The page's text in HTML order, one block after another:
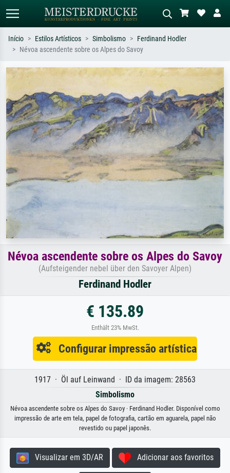
Pesquise por artista, título ou estilo –
impressionismo, onda de Hokusai, nu.
Descreva a cena – ex: prado verde,
abstrato com muito vermelho, pintura
a óleo escura, nu em pé ao lado de
uma árvore.
Início Estilos Artísticos Simbolismo
Ferdinand Hodler
Névoa ascendente sobre os Alpes do Savoy
Névoa ascendente sobre os Alpes do Savoy
(Aufsteigender nebel über den Savoyer Alpen)
Ferdinand Hodler
€ 135.89
Enthält 23% MwSt.
Configurar impressão artística
1917 · Öl auf Leinwand · ID da imagem: 28563
Simbolismo
Névoa ascendente sobre os Alpes do Savoy · Ferdinand Hodler. Disponível como
impressão de arte em tela, papel de fotografia, cartão em aguarela, papel não
revestido ou papel japonês.
Visualizar em 3D/AR Adicionar aos favoritos